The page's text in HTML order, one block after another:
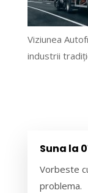
Viziunea
industrii
Suna la
Vorbeste
problema.